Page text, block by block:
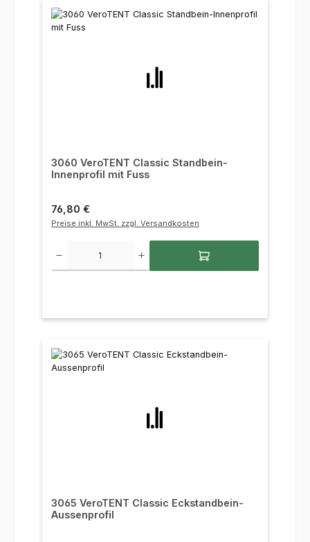
3060 VeroTENT Classic Standbein-
Innenprofil mit Fuss
Regulärer Preis:
76,80 €
Preise inkl. MwSt. zzgl. Versandkosten
3065 VeroTENT Classic Eckstandbein-
Aussenprofil